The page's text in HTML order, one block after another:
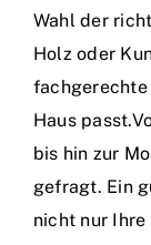
Wahl der
Holz oder
Haus
bis hin zur
gefragt. Ein
nicht nur